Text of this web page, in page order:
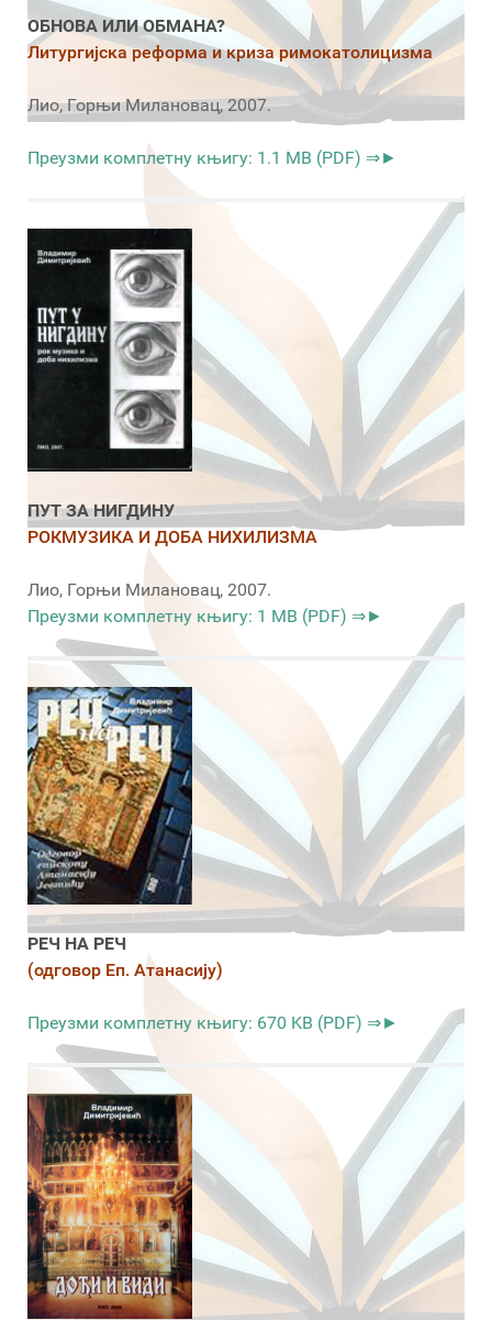
ОБНОВА ИЛИ ОБМАНА?
Литургијска реформа и криза римокатолицизма
Лио, Горњи Милановац, 2007.
Преузми комплетну књигу: 1.1 MB (PDF) ⇒►
ПУТ ЗА НИГДИНУ
РОКМУЗИКА И ДОБА НИХИЛИЗМА
Лио, Горњи Милановац, 2007.
Преузми комплетну књигу: 1 MB (PDF) ⇒►
РЕЧ НА РЕЧ
(одговор Еп. Атанасију)
Преузми комплетну књигу: 670 KB (PDF) ⇒►